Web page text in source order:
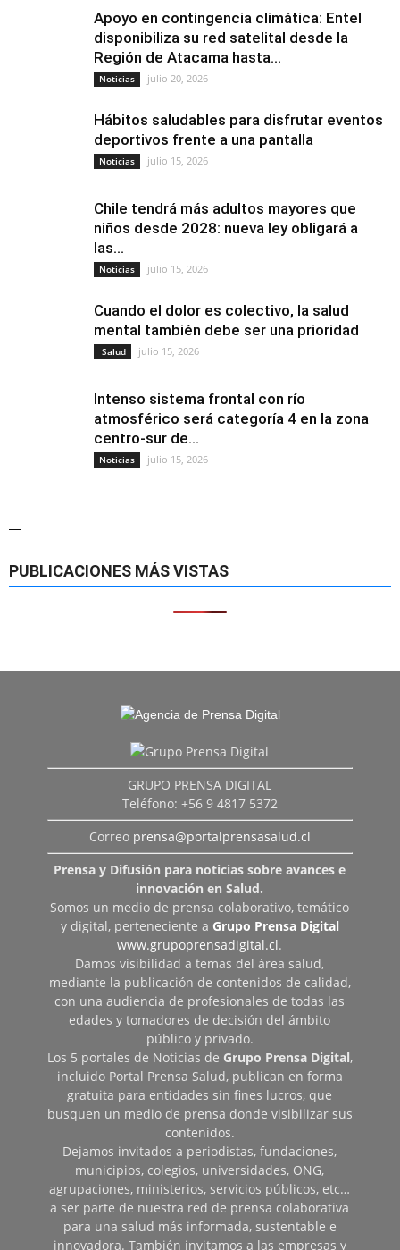
Apoyo en contingencia climática: Entel
disponibiliza su red satelital desde la
Región de Atacama hasta...
Noticias julio 20, 2026
Hábitos saludables para disfrutar eventos
deportivos frente a una pantalla
Noticias julio 15, 2026
Chile tendrá más adultos mayores que
niños desde 2028: nueva ley obligará a
las...
Noticias julio 15, 2026
Cuando el dolor es colectivo, la salud
mental también debe ser una prioridad
Salud julio 15, 2026
Intenso sistema frontal con río
atmosférico será categoría 4 en la zona
centro-sur de...
Noticias julio 15, 2026
—
PUBLICACIONES MÁS VISTAS
GRUPO PRENSA DIGITAL
Teléfono: +56 9 4817 5372
Correo prensa@portalprensasalud.cl
Prensa y Difusión para noticias sobre avances e
innovación en Salud.
Somos un medio de prensa colaborativo, temático
y digital, perteneciente a Grupo Prensa Digital
www.grupoprensadigital.cl.
Damos visibilidad a temas del área salud,
mediante la publicación de contenidos de calidad,
con una audiencia de profesionales de todas las
edades y tomadores de decisión del ámbito
público y privado.
Los 5 portales de Noticias de Grupo Prensa Digital,
incluido Portal Prensa Salud, publican en forma
gratuita para entidades sin fines lucros, que
busquen un medio de prensa donde visibilizar sus
contenidos.
Dejamos invitados a periodistas, fundaciones,
municipios, colegios, universidades, ONG,
agrupaciones, ministerios, servicios públicos, etc…
a ser parte de nuestra red de prensa colaborativa
para una salud más informada, sustentable e
innovadora. También invitamos a las empresas y